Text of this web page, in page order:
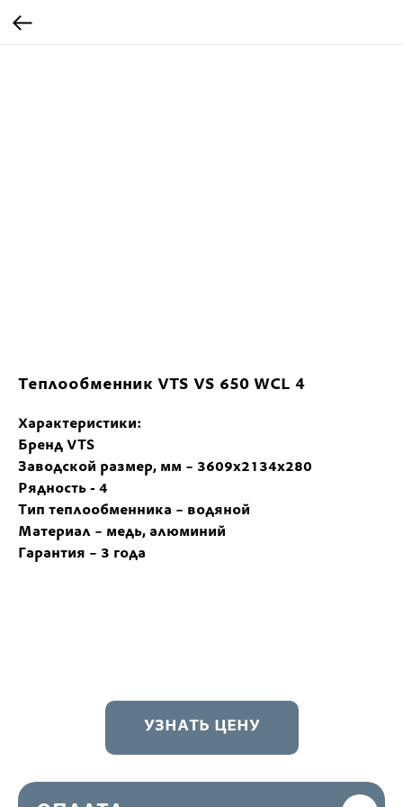
Теплообменник VTS VS 650 WCL 4
Характеристики:
Бренд VTS
Заводской размер, мм – 3609х2134х280
Рядность - 4
Тип теплообменника – водяной
Материал – медь, алюминий
Гарантия – 3 года
УЗНАТЬ ЦЕНУ